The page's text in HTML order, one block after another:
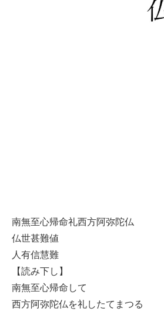
南無至心帰命礼西方阿弥陀仏
仏世甚難値
人有信慧難
【読み下し】
南無至心帰命して
西方阿弥陀仏を礼したてまつる